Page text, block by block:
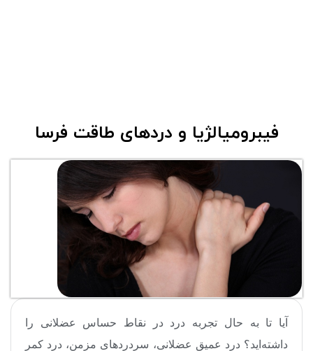
فیبرومیالژیا و دردهای طاقت فرسا
آیا تا به حال تجربه درد در نقاط حساس عضلانی را
داشته‌اید؟ درد عمیق عضلانی، سردردهای مزمن، درد کمر